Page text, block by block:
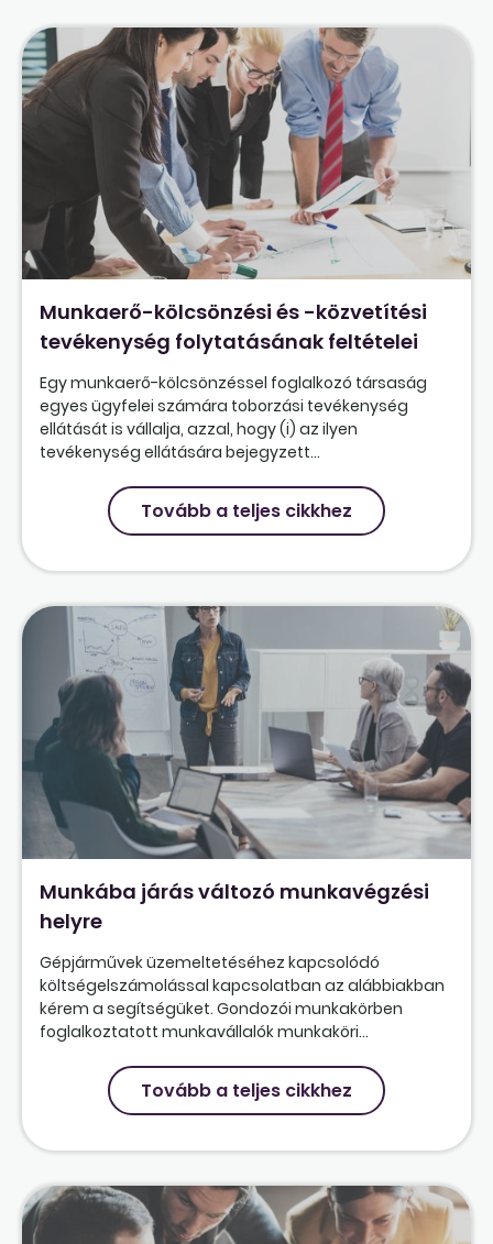
Munkaerő-kölcsönzési és -közvetítési
tevékenység folytatásának feltételei
Egy munkaerő-kölcsönzéssel foglalkozó társaság
egyes ügyfelei számára toborzási tevékenység
ellátását is vállalja, azzal, hogy (i) az ilyen
tevékenység ellátására bejegyzett...
Tovább a teljes cikkhez
Munkába járás változó munkavégzési
helyre
Gépjárművek üzemeltetéséhez kapcsolódó
költségelszámolással kapcsolatban az alábbiakban
kérem a segítségüket. Gondozói munkakörben
foglalkoztatott munkavállalók munkaköri...
Tovább a teljes cikkhez